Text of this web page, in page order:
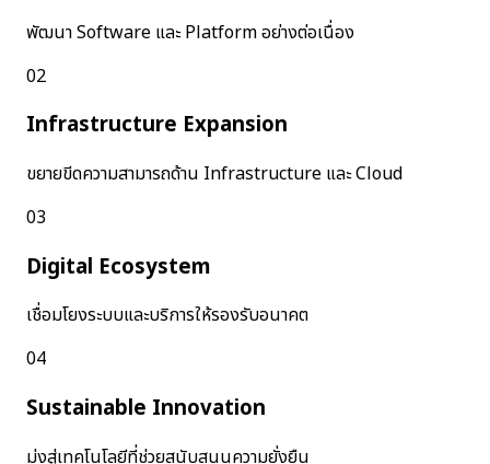
พัฒนา Software และ Platform อย่างต่อเนื่อง
02
Infrastructure Expansion
ขยายขีดความสามารถด้าน Infrastructure และ Cloud
03
Digital Ecosystem
เชื่อมโยงระบบและบริการให้รองรับอนาคต
04
Sustainable Innovation
มุ่งสู่เทคโนโลยีที่ช่วยสนับสนุนความยั่งยืน